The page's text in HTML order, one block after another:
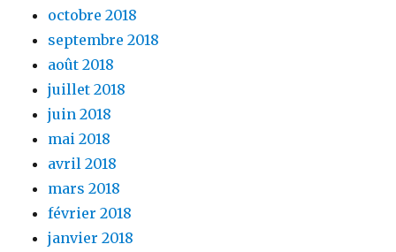
octobre 2018
septembre 2018
août 2018
juillet 2018
juin 2018
mai 2018
avril 2018
mars 2018
février 2018
janvier 2018